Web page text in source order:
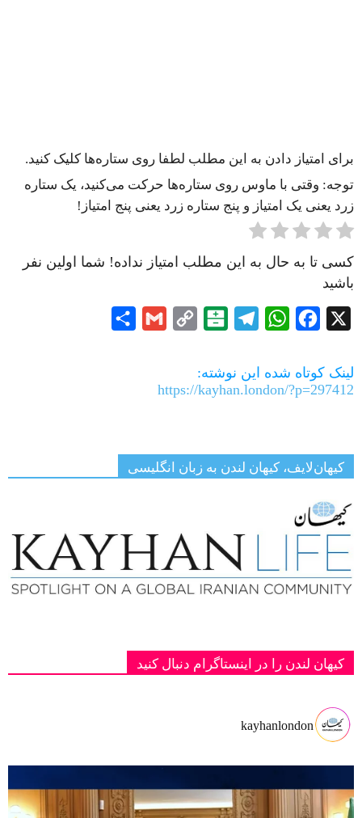
برای امتیاز دادن به این مطلب لطفا روی ستاره‌ها کلیک کنید.
توجه: وقتی با ماوس روی ستاره‌ها حرکت می‌کنید، یک ستاره
زرد یعنی یک امتیاز و پنج ستاره زرد یعنی پنج امتیاز!
کسی تا به حال به این مطلب امتیاز نداده! شما اولین نفر
باشید
X
Facebook
WhatsApp
Telegram
Balatarin
Copy
Gmail
لینک کوتاه شده این نوشته:
https://kayhan.london/?p=297412
کیهان‌لایف، کیهان لندن به زبان انگلیسی
کیهان لندن را در اینستاگرام دنبال کنید
kayhanlondon